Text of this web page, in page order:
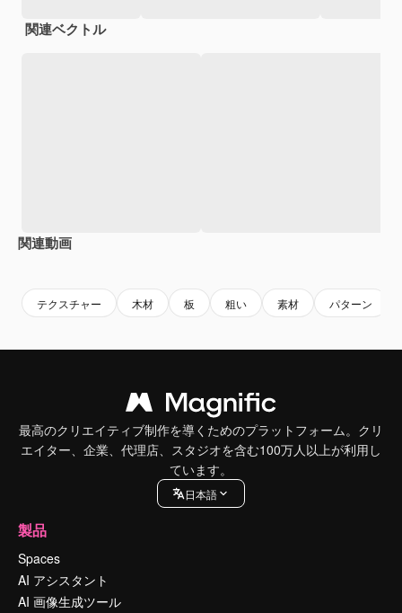
関連ベクトル
関連動画
テクスチャー 木材 板 粗い 素材 パターン
最高のクリエイティブ制作を導くためのプラットフォーム。クリ
エイター、企業、代理店、スタジオを含む100万人以上が利用し
ています。
日本語
製品
Spaces
AI アシスタント
AI 画像生成ツール